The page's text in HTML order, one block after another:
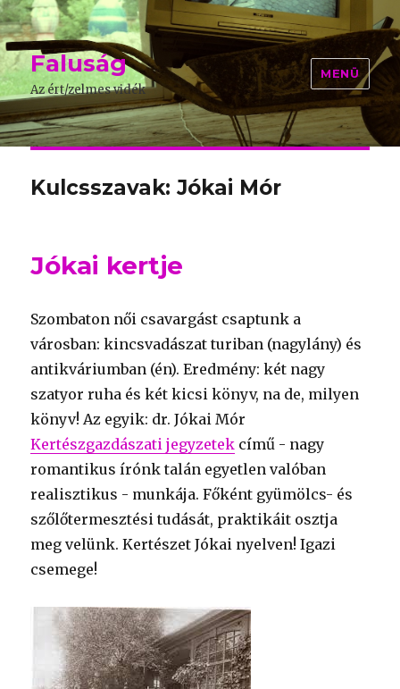
Faluság
Az ért/zelmes vidék
MENÜ
Kulcsszavak: Jókai Mór
Jókai kertje
Szombaton női csavargást csaptunk a
városban: kincsvadászat turiban (nagylány) és
antikváriumban (én). Eredmény: két nagy
szatyor ruha és két kicsi könyv, na de, milyen
könyv! Az egyik: dr. Jókai Mór
Kertészgazdászati jegyzetek című - nagy
romantikus írónk talán egyetlen valóban
realisztikus - munkája. Főként gyümölcs- és
szőlőtermesztési tudását, praktikáit osztja
meg velünk. Kertészet Jókai nyelven! Igazi
csemege!